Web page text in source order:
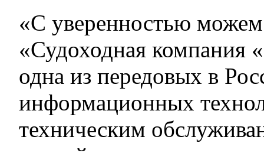
«С уверенностью можем
«Судоходная компания
одна из передовых в
информационных
техническим